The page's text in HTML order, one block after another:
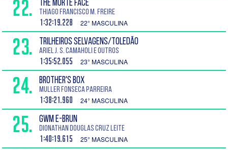
22. THE MORTE FACE
Thiago Francisco M. Freire
1:32:19.228 22° MASCULINA
23. TRILHEIROS SELVAGENS/TOLEDÃO
Ariel J. S. Camaholi e outros
1:35:52.055 23° MASCULINA
24. BROTHER'S BOX
Muller Fonseca Parreira
1:38:21.960 24° MASCULINA
25. GWM E-BRUN
Dionathan Douglas Cruz Leite
1:40:19.615 25° MASCULINA